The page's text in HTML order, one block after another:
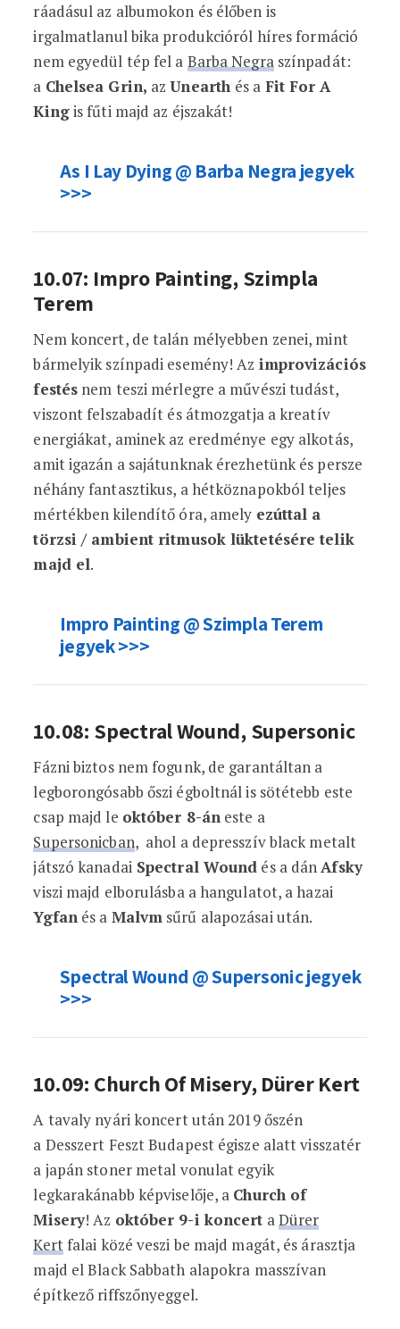
ráadásul az albumokon és élőben is
irgalmatlanul bika produkcióról híres formáció
nem egyedül tép fel a Barba Negraszínpadát:
a Chelsea Grin, azUnearth és a Fit For A
Kingis fűti majd az éjszakát!
As I Lay Dying @ Barba Negra jegyek
>>>
10.07: Impro Painting, Szimpla
Terem
Nem koncert, de talán mélyebben zenei, mint
bármelyik színpadi esemény! Az improvizációs
festés nem teszi mérlegre a művészi tudást,
viszont felszabadít és átmozgatja a kreatív
energiákat, aminek az eredménye egy alkotás,
amit igazán a sajátunknak érezhetünk és persze
néhány fantasztikus, a hétköznapokból teljes
mértékben kilendítő óra, amely ezúttal a
törzsi / ambient ritmusok lüktetésére telik
majd el.
Impro Painting @ Szimpla Terem
jegyek >>>
10.08: Spectral Wound, Supersonic
Fázni biztos nem fogunk, de garantáltan a
legborongósabb őszi égboltnál is sötétebb este
csap majd le október 8-áneste a
Supersonicban, ahol a depresszív black metalt
játszó kanadaiSpectral Wound és a dánAfsky
viszi majd elborulásba a hangulatot, a hazai
Ygfanés a Malvm sűrű alapozásai után.
Spectral Wound @ Supersonic jegyek
>>>
10.09: Church Of Misery, Dürer Kert
A tavaly nyári koncert után 2019 őszén
a Desszert Feszt Budapest égisze alatt visszatér
a japán stoner metal vonulat egyik
legkarakánabb képviselője, a Church of
Misery! Az október 9-i koncert aDürer
Kertfalai közé veszi be majd magát, és árasztja
majd el Black Sabbath alapokra masszívan
építkező riffszőnyeggel.